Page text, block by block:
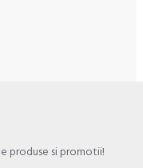
produse si promotii!